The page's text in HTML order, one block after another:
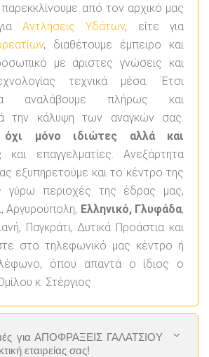
από τον αρχικό μας
Αντλήσεις Υδάτων, είτε για
, διαθέτουμε έμπειρο και
με άριστες γνώσεις και
τεχνικά μέσα. Έτσι
αναλάβουμε πλήρως και
την κάλυψη των αναγκών σας.
όχι μόνο ιδιώτες αλλά και
και επαγγελματίες. Ανεξάρτητα
εξυπηρετούμε και το κέντρο της
γύρω περιοχές της έδρας μας,
Αργυρούπολη, Ελληνικό, Γλυφάδα,
Παγκράτι, Δυτικά Προάστια και
στο τηλεφωνικό μας κέντρο ή
όπου απαντά ο ίδιος ο
κ. Στέργιος.
για ΑΠΟΦΡΑΞΕΙΣ ΓΑΛΑΤΣΙΟΥ
εταιρείας σας!